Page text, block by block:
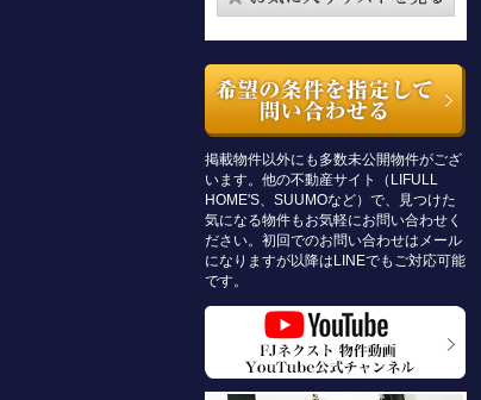
掲載物件以外にも多数未公開物件がござ
います。他の不動産サイト（LIFULL
HOME'S、SUUMOなど）で、見つけた
気になる物件もお気軽にお問い合わせく
ださい。初回でのお問い合わせはメール
になりますが以降はLINEでもご対応可能
です。